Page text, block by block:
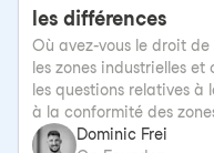
les différences
Où avez-vous le droit
les zones industrielles
les questions relatives
à la conformité des
Dominic Frei